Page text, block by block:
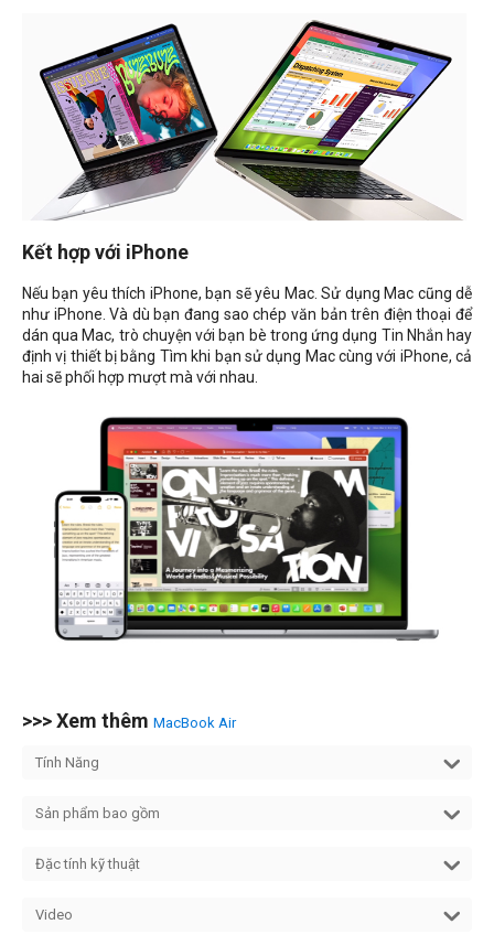
Kết hợp với iPhone
Nếu bạn yêu thích iPhone, bạn sẽ yêu Mac. Sử dụng Mac cũng dễ
như iPhone. Và dù bạn đang sao chép văn bản trên điện thoại để
dán qua Mac, trò chuyện với bạn bè trong ứng dụng Tin Nhắn hay
định vị thiết bị bằng Tìm khi bạn sử dụng Mac cùng với iPhone, cả
hai sẽ phối hợp mượt mà với nhau.
>>> Xem thêm MacBook Air
Tính Năng
Sản phẩm bao gồm
Đặc tính kỹ thuật
Video